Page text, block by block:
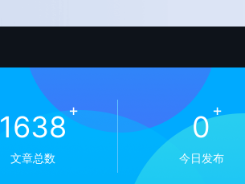
1638+
文章总数
0+
今日发布